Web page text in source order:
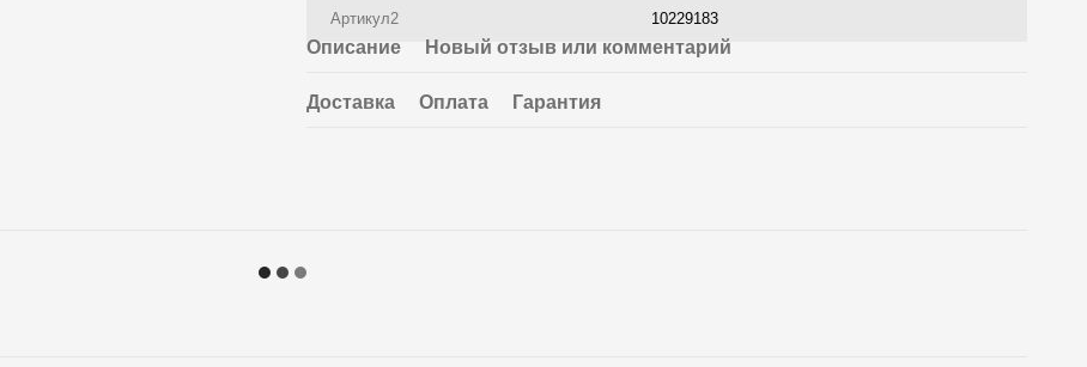
Артикул2 10229183
Описание Новый отзыв или комментарий
Доставка Оплата Гарантия